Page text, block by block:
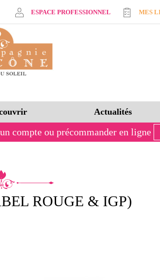
ESPACE PROFESSIONNEL MES
Actualités
compte ou précommander en ligne
ROUGE & IGP)